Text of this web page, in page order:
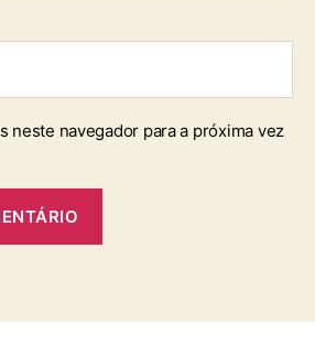
neste navegador para a próxima vez